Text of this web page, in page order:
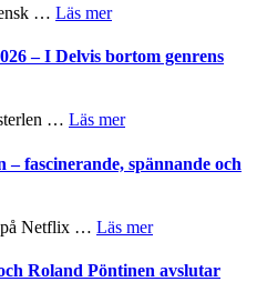
filmprogram
Kulturs
… Läs merom
Det
grönaste
en
och
kompott
– I Delvis bortom genrens
… Läs merom
Sweden
Jazz
–
Delvis
fascinerande, spännande och
på Netflix … Läs merom
Trustorhärvan
Roland Pöntinen avslutar